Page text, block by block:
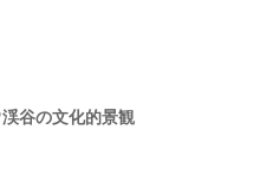
谷の文化的景観